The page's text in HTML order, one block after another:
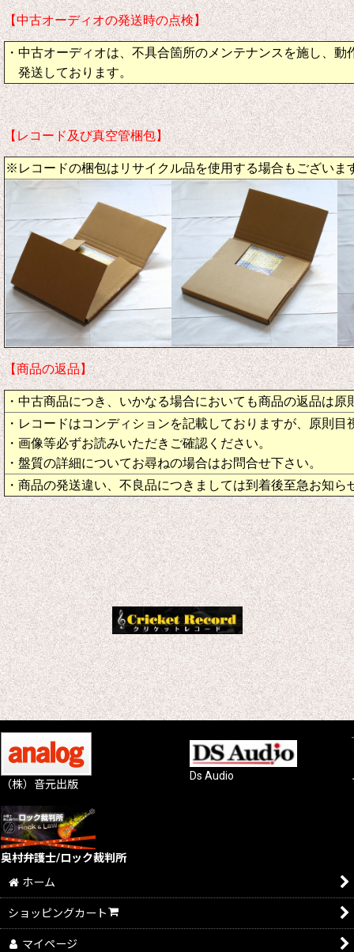
【中古オーディオの発送時の点検】
・中古オーディオは、不具合箇所のメンテナンスを施し、動
発送しております。
【レコード及び真空管梱包】
※レコードの梱包はリサイクル品を使用する場合もございま
【商品の返品】
・中古商品につき、いかなる場合においても商品の返品は原
・レコードはコンディションを記載しておりますが、原則目
・画像等必ずお読みいただきご確認ください。
・盤質の詳細についてお尋ねの場合はお問合せ下さい。
・商品の発送違い、不良品につきましては到着後至急お知ら
（株）音元出版
Ds Audio
奥村弁護士/ロック裁判所
ホーム
ショッピングカート
マイページ